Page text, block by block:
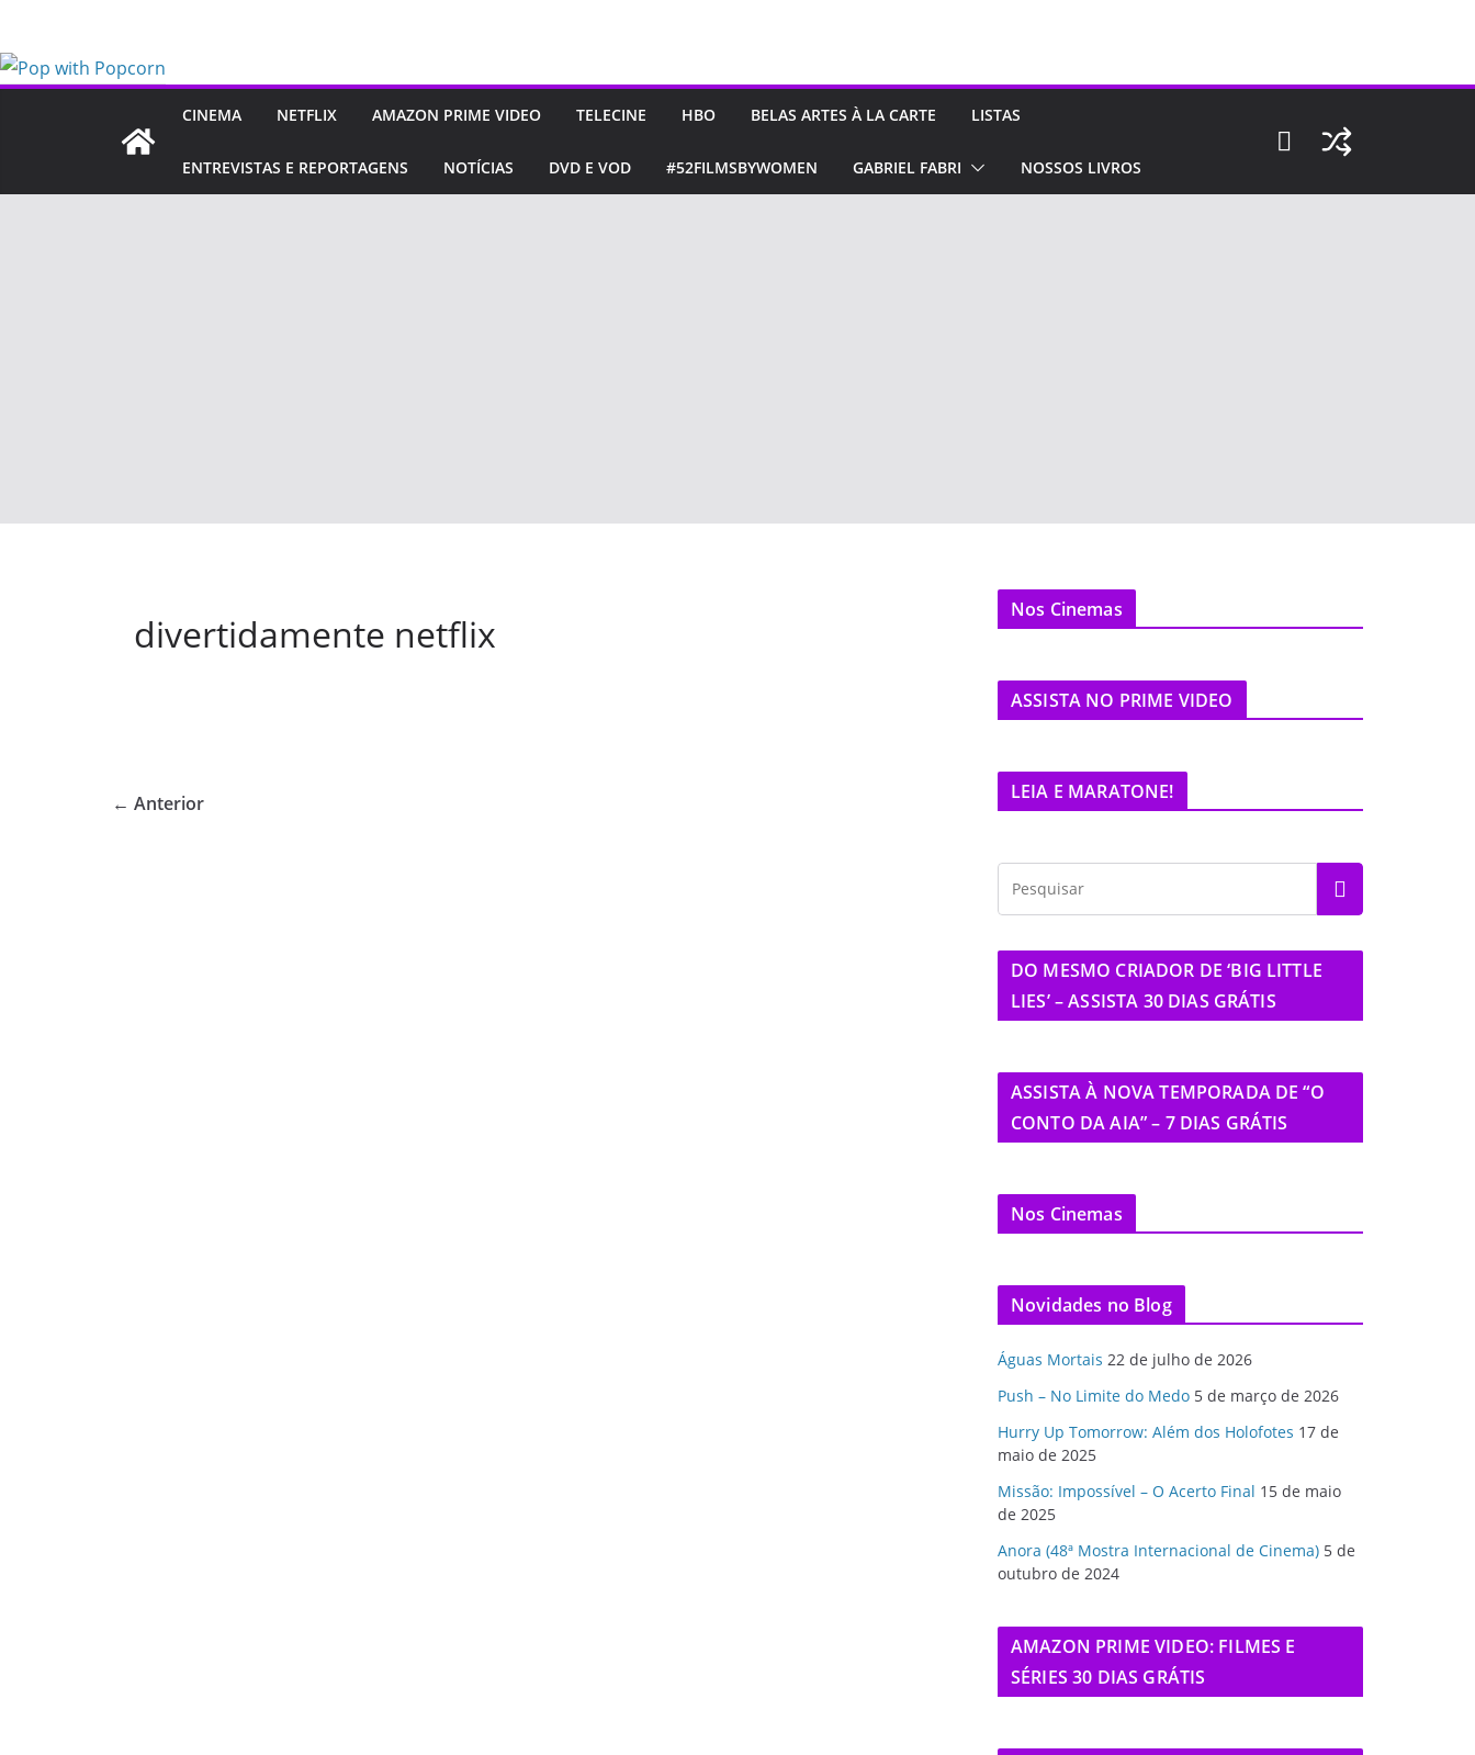
o
CINEMA NETFLIX AMAZON PRIME VIDEO TELECINE HBO BELAS ARTES À LA CARTE LISTAS
ENTREVISTAS E REPORTAGENS NOTÍCIAS DVD E VOD #52FILMSBYWOMEN GABRIEL FABRI NOSSOS LIVROS
divertidamente netflix
← Anterior
Nos Cinemas
ASSISTA NO PRIME VIDEO
LEIA E MARATONE!
DO MESMO CRIADOR DE ‘BIG LITTLE
LIES’ – ASSISTA 30 DIAS GRÁTIS
ASSISTA À NOVA TEMPORADA DE “O
CONTO DA AIA” – 7 DIAS GRÁTIS
Nos Cinemas
Novidades no Blog
Águas Mortais 22 de julho de 2026
Push – No Limite do Medo 5 de março de 2026
Hurry Up Tomorrow: Além dos Holofotes 17 de
maio de 2025
Missão: Impossível – O Acerto Final 15 de maio
de 2025
Anora (48ª Mostra Internacional de Cinema) 5 de
outubro de 2024
AMAZON PRIME VIDEO: FILMES E
SÉRIES 30 DIAS GRÁTIS